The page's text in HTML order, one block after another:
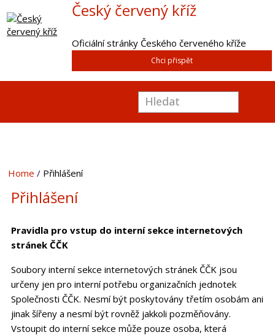
Český červený kříž
Oficiální stránky Českého červeného kříže
Chci přispět
Home Přihlášení
Přihlášení
Pravidla pro vstup do interní sekce internetových
stránek ČČK
Soubory interní sekce internetových stránek ČČK jsou
určeny jen pro interní potřebu organizačních jednotek
Společnosti ČČK. Nesmí být poskytovány třetím osobám ani
jinak šířeny a nesmí být rovněž jakkoli pozměňovány.
Vstoupit do interní sekce může pouze osoba, která